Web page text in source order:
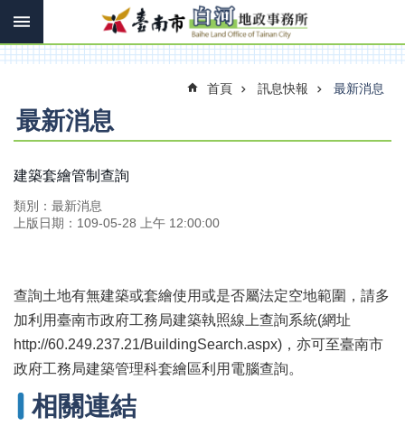
跳到主要內容區塊
搜
進
階
訊
快
報
簡
介
線
上
申
首頁 訊息快報 最新消息
最新消息
建築套繪管制查詢
類別：最新消息
上版日期：109-05-28 上午 12:00:00
查詢土地有無建築或套繪使用或是否屬法定空地範圍，請多
加利用臺南市政府工務局建築執照線上查詢系統(網址
http://60.249.237.21/BuildingSearch.aspx)，亦可至臺南市
政府工務局建築管理科套繪區利用電腦查詢。
相關連結